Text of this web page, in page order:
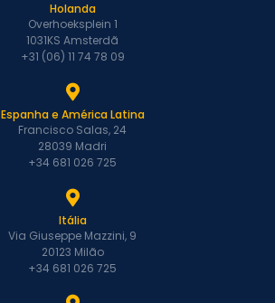
Holanda
Overhoeksplein 1
1031KS Amsterdã
+31 (06) 11 74 78 09
Espanha e América Latina
Francisco Salas, 24
28039 Madri
+34 681 026 725
Itália
Via Giuseppe Mazzini, 9
20123 Milão
+34 681 026 725